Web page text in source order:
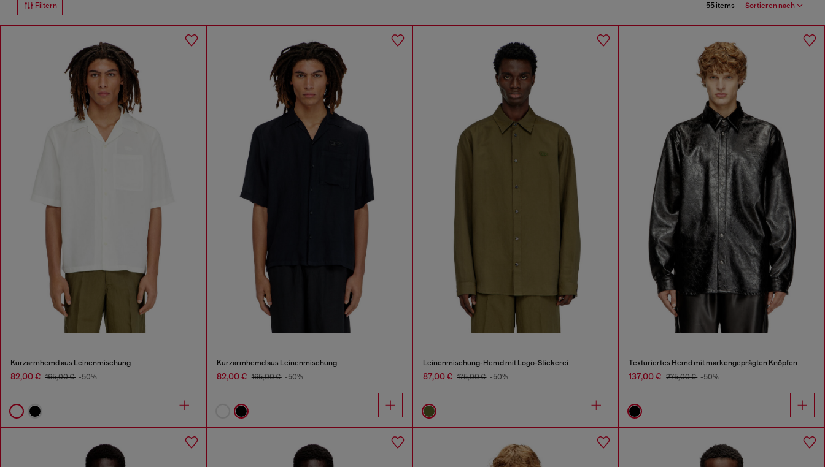
Filtern 55 items Sortieren nach
Kurzarmhemd aus Leinenmischung
82,00 € 165,00 € -50%
Kurzarmhemd aus Leinenmischung
82,00 € 165,00 € -50%
Leinenmischung-Hemd mit Logo-Stickerei
87,00 € 175,00 € -50%
Texturiertes Hemd mit markengeprägten Knöpfen
137,00 € 275,00 € -50%